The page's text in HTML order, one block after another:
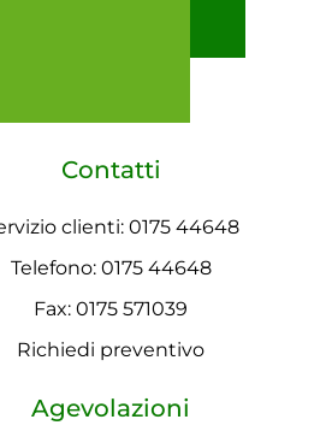
Contatti
clienti: 0175 44648
Telefono: 0175 44648
Fax: 0175 571039
Richiedi preventivo
Agevolazioni